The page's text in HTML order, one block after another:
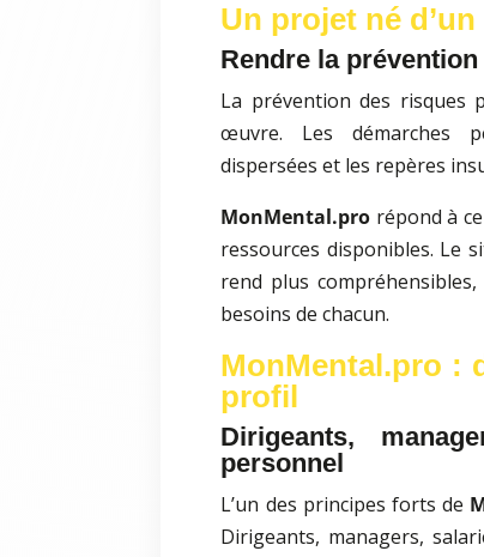
Un projet né
Rendre la
La prévention des risques
œuvre. Les démarches
dispersées et les repères
MonMental.pro répond à
ressources disponibles. Le
rend plus
besoins de chacun.
MonMental.pro :
profil
Dirigeants,
personnel
L’un des principes forts de
Dirigeants, managers,